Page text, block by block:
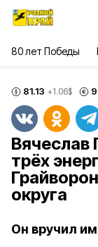
80 лет Победы
81.13 +1.06$
Вячеслав
трёх
округа
Он вручил